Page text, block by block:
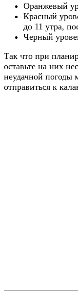
Оранжевый
Красный
до 11 утра,
Черный
Так что при
оставьте на них
неудачной погоды
отправиться к